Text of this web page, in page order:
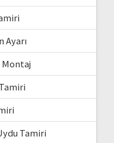
Ayarı
Montaj
Tamiri